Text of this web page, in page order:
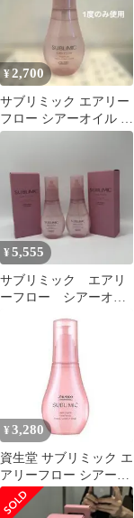
¥ 2,700
サブリミック エアリー
フロー シアーオイル T
100mL 1本 資生堂
¥5,555
サブリミック エアリ
ーフロー シアーオイ
¥ 3,280
資生堂 サブリミック エ
アリーフロー シアーオ
イル 100mL ヘアオイル
洗い流さないトリート